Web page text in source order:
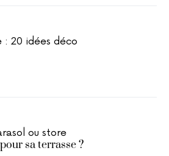
: 20 idées déco
ou store
sa terrasse ?